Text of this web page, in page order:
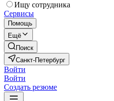
Ищу сотрудника
Сервисы
Помощь
Ещё
Поиск
Санкт-Петербург
Войти
Войти
Создать резюме